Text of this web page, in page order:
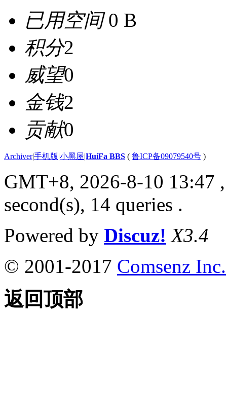
已用空间0 B
积分2
威望0
金钱2
贡献0
Archiver|手机版|小黑屋|HuiFa BBS ( 鲁ICP备09079540号 )
GMT+8, 2026-8-10 13:47
second(s), 14 queries .
Powered by Discuz! X3.4
© 2001-2017 Comsenz Inc.
返回顶部